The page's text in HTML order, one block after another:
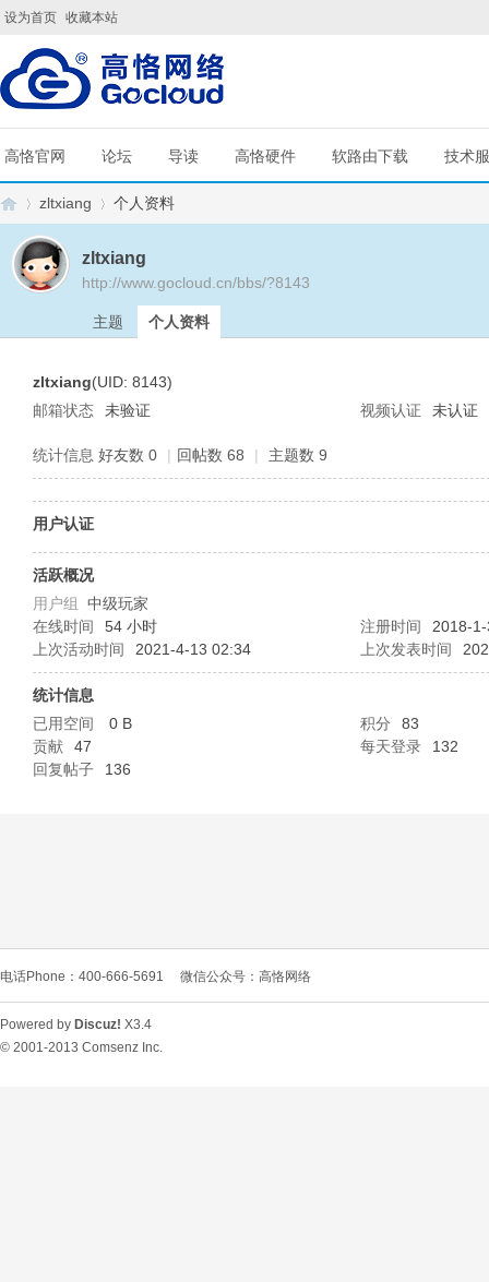
设为首页 收藏本站
高恪官网 论坛 导读 高恪硬件 软路由下载 技术
L
zltxiang 个人资料
zltxiang
http://www.gocloud.cn/bbs/?8143
主题 个人资料
zltxiang(UID: 8143)
邮箱状态
未验证 视频认证 未认证
统计信息 好友数 0 | 回帖数 68 | 主题数 9
用户认证
活跃概况
用户组 中级玩家
在线时间
54 小时 注册时间
2018-
上次活动时间
2021-4-13 02:34 上次发表时间
统计信息
已用空间
0 B 积分
83
贡献
47 每天登录
132
回复帖子
136
电话Phone：400-666-5691 微信公众号：高恪网络
Powered by Discuz! X3.4
© 2001-2013 Comsenz Inc.